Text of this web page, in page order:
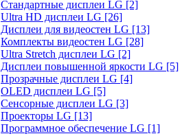
Стандартные дисплеи LG [2]
Ultra HD дисплеи LG [26]
Дисплеи для видеостен LG [13]
Комплекты видеостен LG [28]
Ultra Stretch дисплеи LG [2]
Дисплеи повышенной яркости LG [5]
Прозрачные дисплеи LG [4]
OLED дисплеи LG [5]
Сенсорные дисплеи LG [3]
Проекторы LG [13]
Программное обеспечение LG [1]